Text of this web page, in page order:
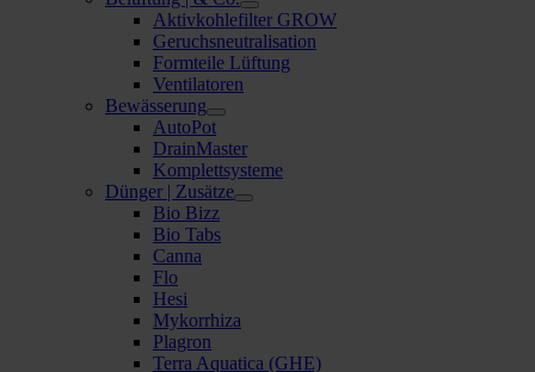
Aktivkohlefilter GROW
Geruchsneutralisation
Formteile Lüftung
Ventilatoren
Bewässerung
AutoPot
DrainMaster
Komplettsysteme
Dünger | Zusätze
Bio Bizz
Bio Tabs
Canna
Flo
Hesi
Mykorrhiza
Plagron
Terra Aquatica (GHE)